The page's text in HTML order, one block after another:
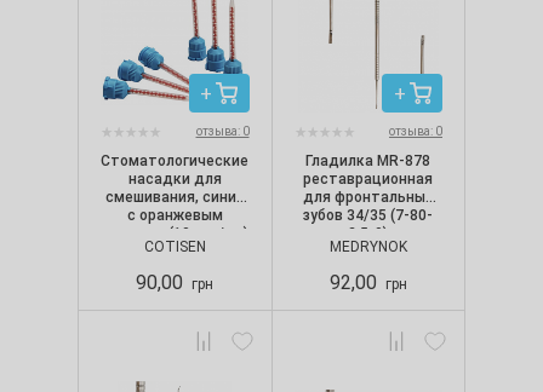
отзыва: 0
Стоматологические
насадки для
смешивания, синие
с оранжевым
ротором (10 шт./уп.)
COTISEN
90,00 грн
отзыва: 0
Гладилка MR-878
реставрационная
для фронтальных
зубов 34/35 (7-80-
2.5-9)
MEDRYNOK
92,00 грн